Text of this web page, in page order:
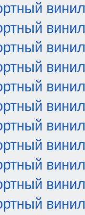
винил
винил
винил
винил
винил
винил
винил
винил
винил
винил
винил